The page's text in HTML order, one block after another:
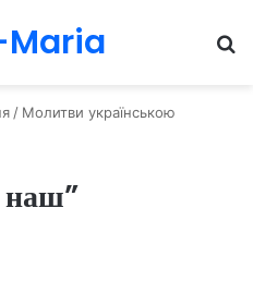
/ Молитви українською